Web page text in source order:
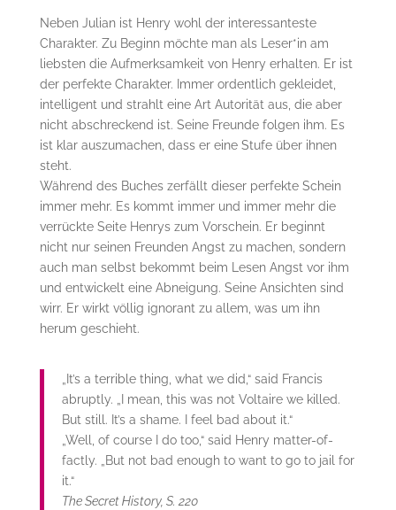
Neben Julian ist Henry wohl der interessanteste
Charakter. Zu Beginn möchte man als Leser*in am
liebsten die Aufmerksamkeit von Henry erhalten. Er ist
der perfekte Charakter. Immer ordentlich gekleidet,
intelligent und strahlt eine Art Autorität aus, die aber
nicht abschreckend ist. Seine Freunde folgen ihm. Es
ist klar auszumachen, dass er eine Stufe über ihnen
steht.
Während des Buches zerfällt dieser perfekte Schein
immer mehr. Es kommt immer und immer mehr die
verrückte Seite Henrys zum Vorschein. Er beginnt
nicht nur seinen Freunden Angst zu machen, sondern
auch man selbst bekommt beim Lesen Angst vor ihm
und entwickelt eine Abneigung. Seine Ansichten sind
wirr. Er wirkt völlig ignorant zu allem, was um ihn
herum geschieht.
„It’s a terrible thing, what we did,“ said Francis
abruptly. „I mean, this was not Voltaire we killed.
But still. It’s a shame. I feel bad about it.“
„Well, of course I do too,“ said Henry matter-of-
factly. „But not bad enough to want to go to jail for
it.“
The Secret History, S. 220